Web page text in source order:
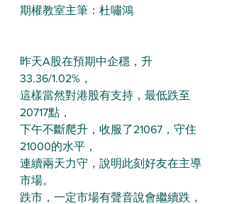
期權教室主筆：杜嘯鴻
昨天A股在預期中企穩，升
33.36/1.02%，
這樣當然對港股有支持，最低跌至
20717點，
下午不斷爬升，收服了21067，守住
21000的水平，
連續兩天力守，說明此刻好友在主導
市場。
跌市，一定市場有聲音說會繼續跌，